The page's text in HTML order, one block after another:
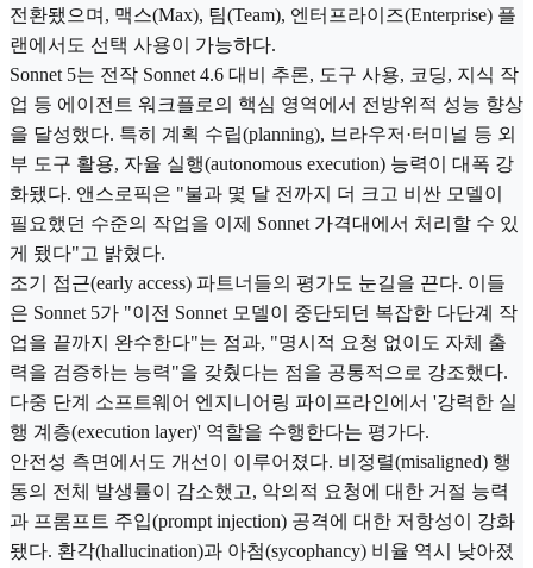
전환됐으며, 맥스(Max), 팀(Team), 엔터프라이즈(Enterprise) 플
랜에서도 선택 사용이 가능하다.
Sonnet 5는 전작 Sonnet 4.6 대비 추론, 도구 사용, 코딩, 지식 작
업 등 에이전트 워크플로의 핵심 영역에서 전방위적 성능 향상
을 달성했다. 특히 계획 수립(planning), 브라우저·터미널 등 외
부 도구 활용, 자율 실행(autonomous execution) 능력이 대폭 강
화됐다. 앤스로픽은 "불과 몇 달 전까지 더 크고 비싼 모델이
필요했던 수준의 작업을 이제 Sonnet 가격대에서 처리할 수 있
게 됐다"고 밝혔다.
조기 접근(early access) 파트너들의 평가도 눈길을 끈다. 이들
은 Sonnet 5가 "이전 Sonnet 모델이 중단되던 복잡한 다단계 작
업을 끝까지 완수한다"는 점과, "명시적 요청 없이도 자체 출
력을 검증하는 능력"을 갖췄다는 점을 공통적으로 강조했다.
다중 단계 소프트웨어 엔지니어링 파이프라인에서 '강력한 실
행 계층(execution layer)' 역할을 수행한다는 평가다.
안전성 측면에서도 개선이 이루어졌다. 비정렬(misaligned) 행
동의 전체 발생률이 감소했고, 악의적 요청에 대한 거절 능력
과 프롬프트 주입(prompt injection) 공격에 대한 저항성이 강화
됐다. 환각(hallucination)과 아첨(sycophancy) 비율 역시 낮아졌